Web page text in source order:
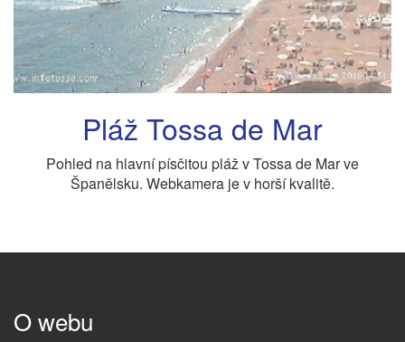
Pláž Tossa de Mar
Pohled na hlavní písčitou pláž v Tossa de Mar ve
Španělsku. Webkamera je v horší kvalitě.
O webu